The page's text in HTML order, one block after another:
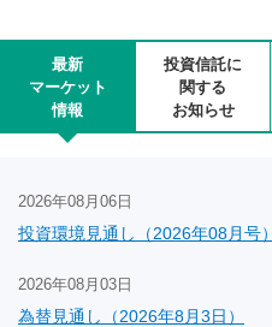
最新
マーケット
情報
投資信託に
関する
お知らせ
2026年08月06日
投資環境見通し（2026年08月号
2026年08月03日
為替見通し（2026年8月3日）